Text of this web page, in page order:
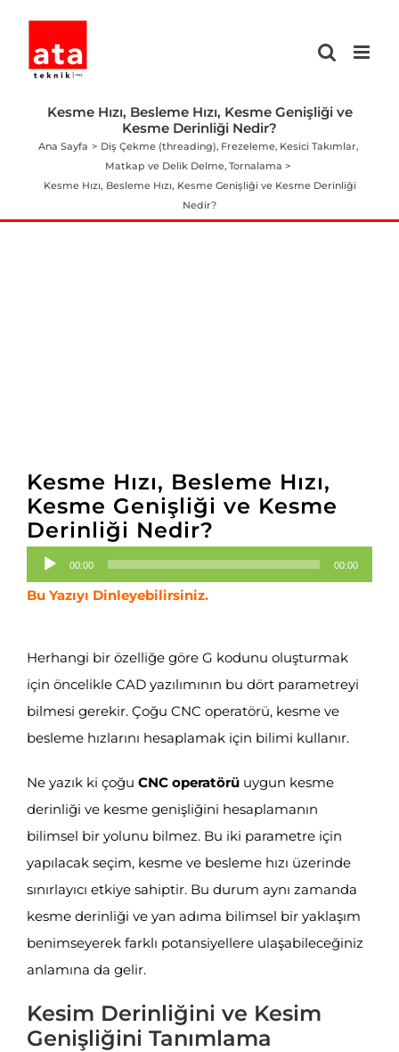
content
Kesme Hızı, Besleme Hızı, Kesme Genişliği ve
Kesme Derinliği Nedir?
Ana Sayfa Diş Çekme (threading) Frezeleme Kesici Takımlar
Matkap ve Delik Delme Tornalama
Kesme Hızı, Besleme Hızı, Kesme Genişliği ve Kesme Derinliği
Nedir?
Kesme Hızı, Besleme Hızı,
Kesme Genişliği ve Kesme
Derinliği Nedir?
Ses
oynatıcı
00:00 00:00
Bu Yazıyı Dinleyebilirsiniz.
Herhangi bir özelliğe göre G kodunu oluşturmak
için öncelikle CAD yazılımının bu dört parametreyi
bilmesi gerekir. Çoğu CNC operatörü, kesme ve
besleme hızlarını hesaplamak için bilimi kullanır.
Ne yazık ki çoğu CNC operatörüuygun kesme
derinliği ve kesme genişliğini hesaplamanın
bilimsel bir yolunu bilmez. Bu iki parametre için
yapılacak seçim, kesme ve besleme hızı üzerinde
sınırlayıcı etkiye sahiptir. Bu durum aynı zamanda
kesme derinliği ve yan adıma bilimsel bir yaklaşım
benimseyerek farklı potansiyellere ulaşabileceğiniz
anlamına da gelir.
Kesim Derinliğini ve Kesim
Genişliğini Tanımlama